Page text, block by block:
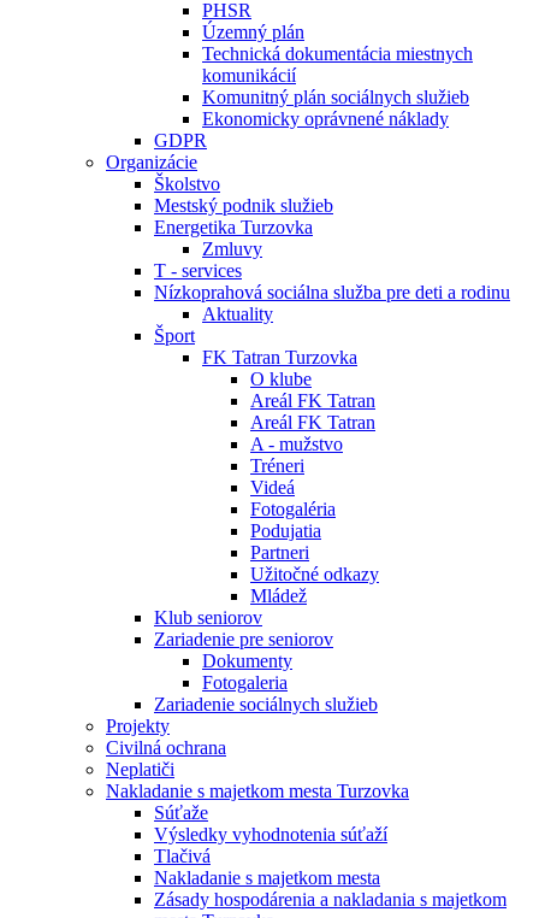
PHSR
Územný plán
Technická dokumentácia miestnych
komunikácií
Komunitný plán sociálnych služieb
Ekonomicky oprávnené náklady
GDPR
Organizácie
Školstvo
Mestský podnik služieb
Energetika Turzovka
Zmluvy
T - services
Nízkoprahová sociálna služba pre deti a rodinu
Aktuality
Šport
FK Tatran Turzovka
O klube
Areál FK Tatran
Areál FK Tatran
A - mužstvo
Tréneri
Videá
Fotogaléria
Podujatia
Partneri
Užitočné odkazy
Mládež
Klub seniorov
Zariadenie pre seniorov
Dokumenty
Fotogaleria
Zariadenie sociálnych služieb
Projekty
Civilná ochrana
Neplatiči
Nakladanie s majetkom mesta Turzovka
Súťaže
Výsledky vyhodnotenia súťaží
Tlačivá
Nakladanie s majetkom mesta
Zásady hospodárenia a nakladania s majetkom